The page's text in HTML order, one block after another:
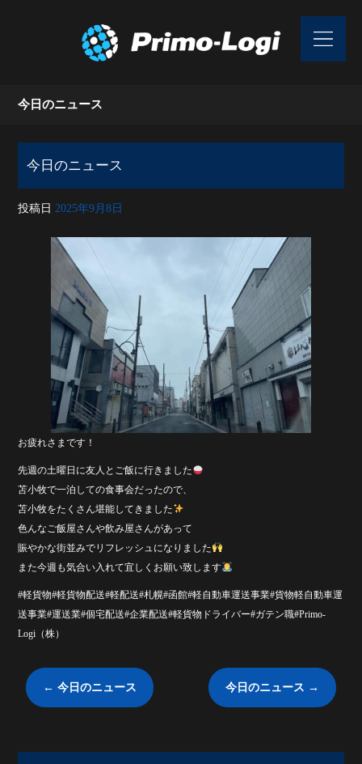
今日のニュース
今日のニュース
投稿日 2025年9月8日
お疲れさまです！
先週の土曜日に友人とご飯に行きました
苫小牧で一泊しての食事会だったので、
苫小牧をたくさん堪能してきました
色んなご飯屋さんや飲み屋さんがあって
賑やかな街並みでリフレッシュになりました
また今週も気合い入れて宜しくお願い致します
#軽貨物#軽貨物配送#軽配送#札幌#函館#軽自動車運送事業#貨物軽自動車運
送事業#運送業#個宅配送#企業配送#軽貨物ドライバー#ガテン職#Primo-
Logi（株）
← 今日のニュース 今日のニュース →